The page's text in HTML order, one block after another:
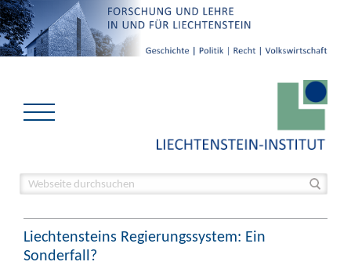
Liechtensteins Regierungssystem: Ein
Sonderfall?